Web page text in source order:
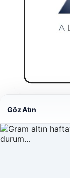
A Life
Göz Atın